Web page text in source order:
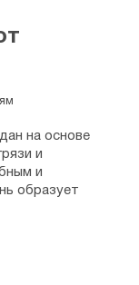
на основе
и
и
образует
масло
влияют
и